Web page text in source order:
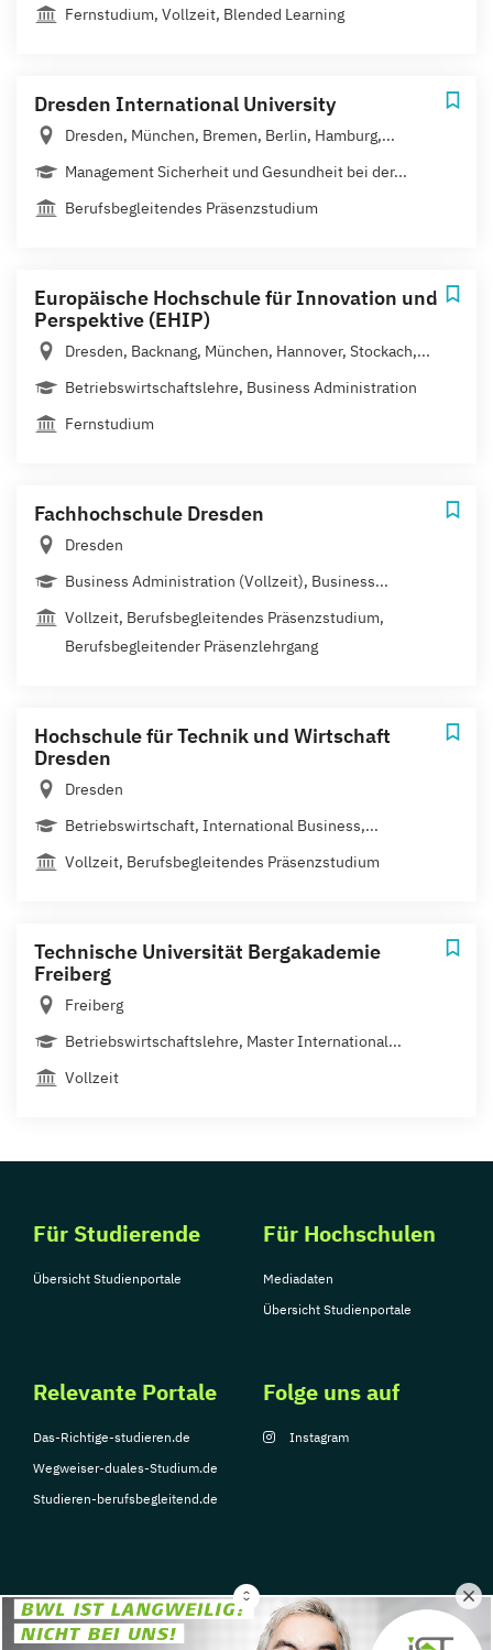
Fernstudium, Vollzeit, Blended Learning
Dresden International University
Dresden, München, Bremen, Berlin, Hamburg,...
Management Sicherheit und Gesundheit bei der...
Berufsbegleitendes Präsenzstudium
Europäische Hochschule für Innovation und
Perspektive (EHIP)
Dresden, Backnang, München, Hannover, Stockach,...
Betriebswirtschaftslehre, Business Administration
Fernstudium
Fachhochschule Dresden
Dresden
Business Administration (Vollzeit), Business...
Vollzeit, Berufsbegleitendes Präsenzstudium,
Berufsbegleitender Präsenzlehrgang
Hochschule für Technik und Wirtschaft
Dresden
Dresden
Betriebswirtschaft, International Business,...
Vollzeit, Berufsbegleitendes Präsenzstudium
Technische Universität Bergakademie
Freiberg
Freiberg
Betriebswirtschaftslehre, Master International...
Vollzeit
Für Studierende
Übersicht Studienportale
Für Hochschulen
Mediadaten
Übersicht Studienportale
Relevante Portale
Das-Richtige-studieren.de
Wegweiser-duales-Studium.de
Studieren-berufsbegleitend.de
Folge uns auf
Instagram
© Copyright 2026, TarGroup Media GmbH